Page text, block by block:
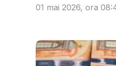
01 mai 2026, ora